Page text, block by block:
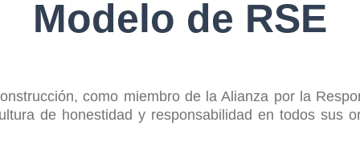
Modelo de RSE
como miembro de la Alianza por la
de honestidad y responsabilidad en todos sus